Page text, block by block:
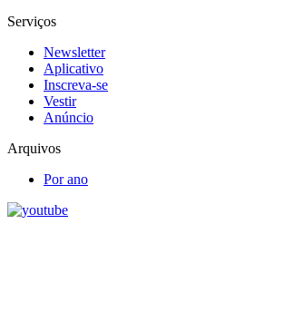
Serviços
Newsletter
Aplicativo
Inscreva-se
Vestir
Anúncio
Arquivos
Por ano